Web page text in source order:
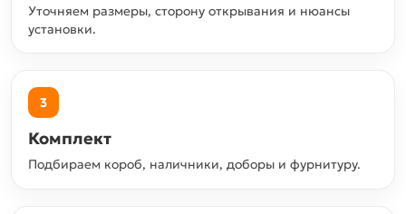
Уточняем размеры, сторону открывания и нюансы
установки.
3
Комплект
Подбираем короб, наличники, доборы и фурнитуру.